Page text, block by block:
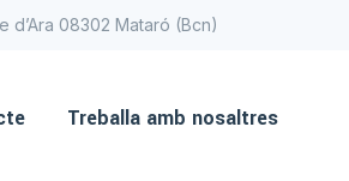
d’Ara 08302 Mataró (Bcn)
Treballa amb nosaltres